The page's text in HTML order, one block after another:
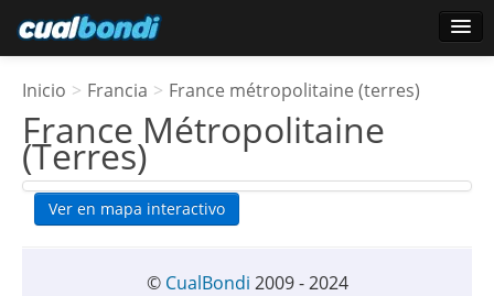
Usuarios estrella
Encuesta
Inicio > Francia > France métropolitaine (terres)
France Métropolitaine
(Terres)
Ver en mapa interactivo
© CualBondi 2009 - 2024